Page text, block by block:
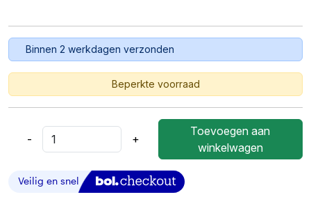
Binnen 2 werkdagen verzonden
Beperkte voorraad
-
Hikvision
2CD2787G2H-
LIPTRZS2U/SL
+
Toevoegen aan
winkelwagen